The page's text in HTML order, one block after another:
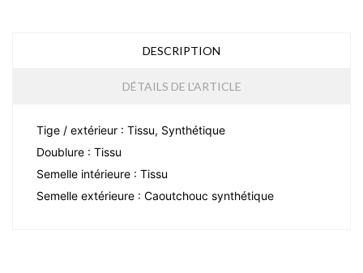
DESCRIPTION
DÉTAILS DE L'ARTICLE
Tige / extérieur : Tissu, Synthétique
Doublure : Tissu
Semelle intérieure : Tissu
Semelle extérieure : Caoutchouc synthétique